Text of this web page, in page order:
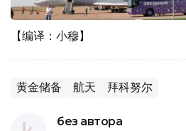
【编译：小穆】
黄金储备 航天 拜科努尔
без автора